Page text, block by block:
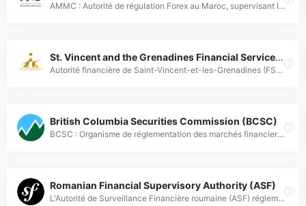
AMMC : Autorité de régulation Forex au Maroc, supervisant les marchés financiers et protégeant les investisseurs.
St. Vincent and the Grenadines Financial Services Authority (FSA)
Autorité financière de Saint-Vincent-et-les-Grenadines (FSA), régulateur Forex assurant conformité et protection des marchés financiers.
British Columbia Securities Commission (BCSC)
BCSC : Organisme de réglementation des marchés financiers et forex en Colombie-Britannique, assurant intégrité et protection des investisseurs.
Romanian Financial Supervisory Authority (ASF)
L'Autorité de Surveillance Financière roumaine (ASF) réglemente le marché Forex, garantissant transparence et sécurité des investissements en Roumanie.